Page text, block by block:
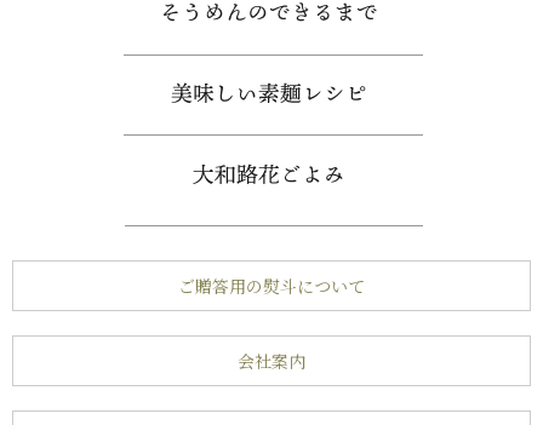
ご贈答用の熨斗について
会社案内